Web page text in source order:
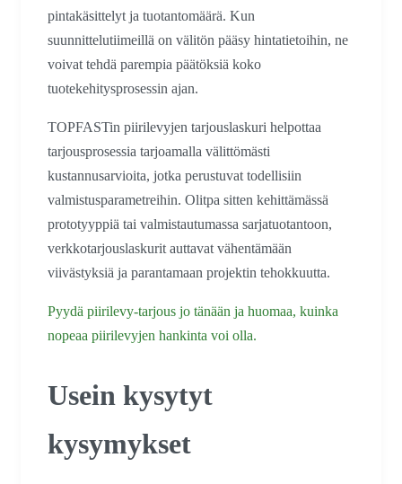
pintakäsittelyt ja tuotantomäärä. Kun
suunnittelutiimeillä on välitön pääsy hintatietoihin, ne
voivat tehdä parempia päätöksiä koko
tuotekehitysprosessin ajan.
TOPFASTin piirilevyjen tarjouslaskuri helpottaa
tarjousprosessia tarjoamalla välittömästi
kustannusarvioita, jotka perustuvat todellisiin
valmistusparametreihin. Olitpa sitten kehittämässä
prototyyppiä tai valmistautumassa sarjatuotantoon,
verkkotarjouslaskurit auttavat vähentämään
viivästyksiä ja parantamaan projektin tehokkuutta.
Pyydä piirilevy-tarjous jo tänään ja huomaa, kuinka
nopeaa piirilevyjen hankinta voi olla.
Usein kysytyt
kysymykset